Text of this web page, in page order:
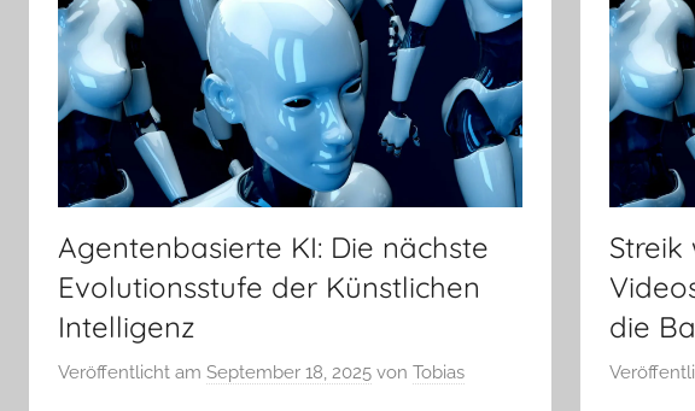
Agentenbasierte KI: Die nächste
Evolutionsstufe der Künstlichen
Intelligenz
Veröffentlicht am September 18, 2025 von Tobias
Streik
die